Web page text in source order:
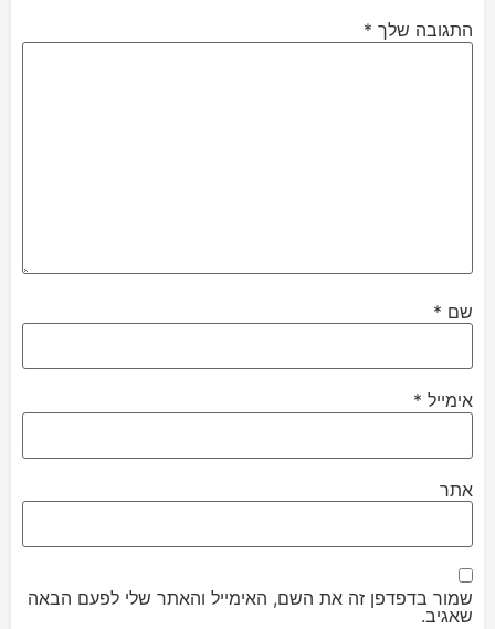
התגובה שלך *
שם *
אימייל *
אתר
שמור בדפדפן זה את השם, האימייל והאתר שלי לפעם הבאה
שאגיב.